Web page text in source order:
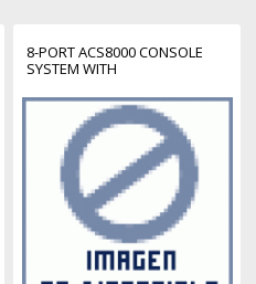
8-PORT ACS8000 CONSOLE
SYSTEM WITH